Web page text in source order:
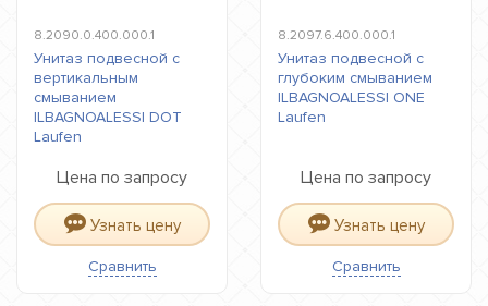
8.2090.0.400.000.1
Унитаз подвесной с
вертикальным
смыванием
ILBAGNOALESSI DOT
Laufen
Цена по запросу
Узнать цену
Сравнить
8.2097.6.400.000.1
Унитаз подвесной с
глубоким смыванием
ILBAGNOALESSI ONE
Laufen
Цена по запросу
Узнать цену
Сравнить